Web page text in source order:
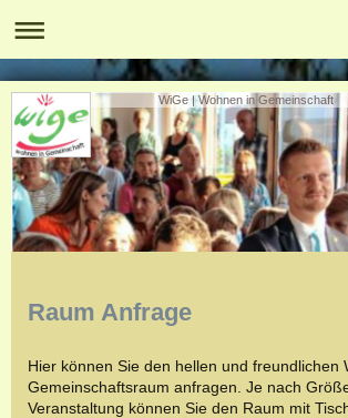
WiGe | Wohnen in Gemeinschaft
Raum Anfrage
Hier können Sie den hellen und freundlichen
Gemeinschaftsraum anfragen. Je nach
Veranstaltung können Sie den Raum mit